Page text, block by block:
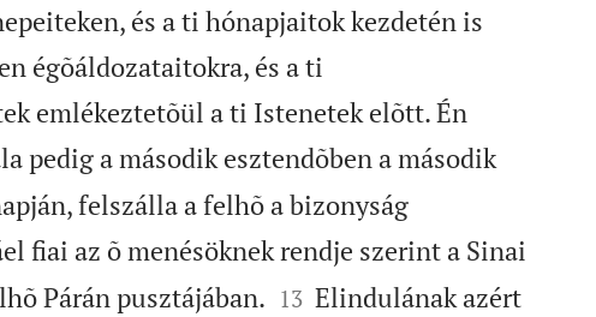
és a ti hónapjaitok kezdetén is
égõáldozataitokra, és a ti
emlékeztetõül a ti Istenetek elõtt. Én
pedig a második esztendõben a második
felszálla a felhõ a bizonyság
fiai az õ menésöknek rendje szerint a Sinai
Párán pusztájában.
13 Elindulának azért